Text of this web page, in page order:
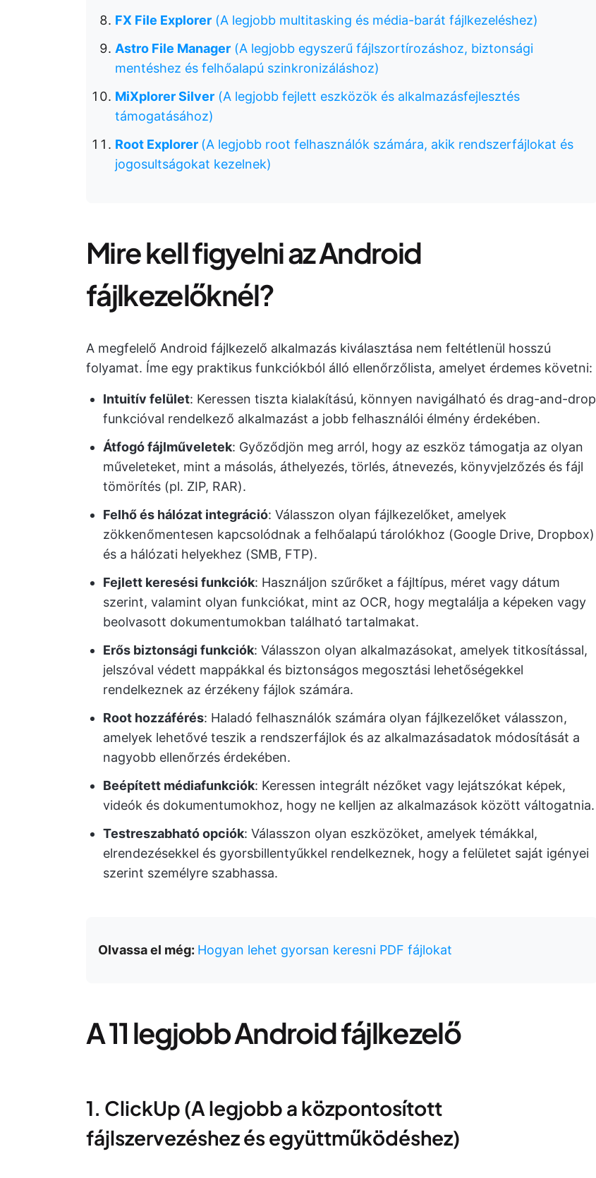
FX File Explorer (A legjobb multitasking és média-barát fájlkezeléshez)
Astro File Manager (A legjobb egyszerű fájlszortírozáshoz, biztonsági
mentéshez és felhőalapú szinkronizáláshoz)
MiXplorer Silver (A legjobb fejlett eszközök és alkalmazásfejlesztés
támogatásához)
Root Explorer (A legjobb root felhasználók számára, akik rendszerfájlokat és
jogosultságokat kezelnek)
Mire kell figyelni az Android
fájlkezelőknél?
A megfelelő Android fájlkezelő alkalmazás kiválasztása nem feltétlenül hosszú
folyamat. Íme egy praktikus funkciókból álló ellenőrzőlista, amelyet érdemes követni:
Intuitív felület: Keressen tiszta kialakítású, könnyen navigálható és drag-and-drop
funkcióval rendelkező alkalmazást a jobb felhasználói élmény érdekében.
Átfogó fájlműveletek: Győződjön meg arról, hogy az eszköz támogatja az olyan
műveleteket, mint a másolás, áthelyezés, törlés, átnevezés, könyvjelzőzés és fájl
tömörítés (pl. ZIP, RAR).
Felhő és hálózat integráció: Válasszon olyan fájlkezelőket, amelyek
zökkenőmentesen kapcsolódnak a felhőalapú tárolókhoz (Google Drive, Dropbox)
és a hálózati helyekhez (SMB, FTP).
Fejlett keresési funkciók: Használjon szűrőket a fájltípus, méret vagy dátum
szerint, valamint olyan funkciókat, mint az OCR, hogy megtalálja a képeken vagy
beolvasott dokumentumokban található tartalmakat.
Erős biztonsági funkciók: Válasszon olyan alkalmazásokat, amelyek titkosítással,
jelszóval védett mappákkal és biztonságos megosztási lehetőségekkel
rendelkeznek az érzékeny fájlok számára.
Root hozzáférés: Haladó felhasználók számára olyan fájlkezelőket válasszon,
amelyek lehetővé teszik a rendszerfájlok és az alkalmazásadatok módosítását a
nagyobb ellenőrzés érdekében.
Beépített médiafunkciók: Keressen integrált nézőket vagy lejátszókat képek,
videók és dokumentumokhoz, hogy ne kelljen az alkalmazások között váltogatnia.
Testreszabható opciók: Válasszon olyan eszközöket, amelyek témákkal,
elrendezésekkel és gyorsbillentyűkkel rendelkeznek, hogy a felületet saját igényei
szerint személyre szabhassa.
Olvassa el még: Hogyan lehet gyorsan keresni PDF fájlokat
A 11 legjobb Android fájlkezelő
1. ClickUp (A legjobb a központosított
fájlszervezéshez és együttműködéshez)